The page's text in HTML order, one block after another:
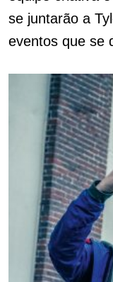
se juntarão a
eventos que se